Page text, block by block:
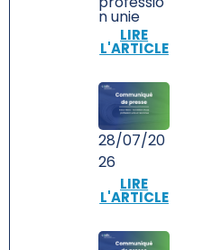
n unie
LIRE
L'ARTICLE
28/07/20
26
LIRE
L'ARTICLE